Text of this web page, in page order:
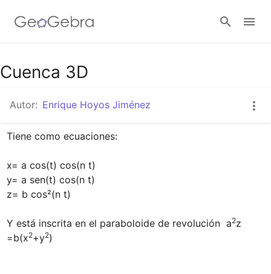
Google Classroom
GeoGebra Classroom
Cuenca 3D
Autor: Enrique Hoyos Jiménez
Tiene como ecuaciones:
x= a cos(t) cos(n t)
y= a sen(t) cos(n t)
z= b cos²(n t)
Y está inscrita en el paraboloide de revolución  a2z
=b(x2+y2)